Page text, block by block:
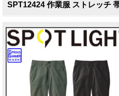
SPT12424 作業服 ストレッチ